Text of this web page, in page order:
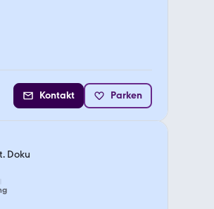
Kontakt Parken
Doku